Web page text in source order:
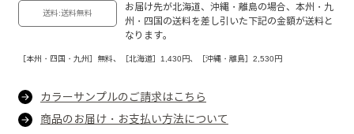
送料:送料無料
お届け先が北海道、沖縄・離島の場合、本州・九
州・四国の送料を差し引いた下記の金額が送料と
なります。
［本州・四国・九州］無料、［北海道］1,430円、［沖縄・離島］2,530円
カラーサンプルのご請求はこちら
商品のお届け・お支払い方法について